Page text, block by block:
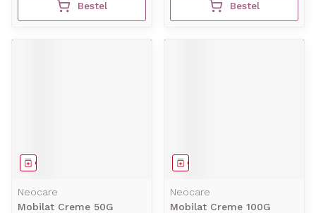
Bestel Bestel
Geneesmiddel
Neocare
Mobilat Creme 50G
Geneesmiddel
Neocare
Mobilat Creme 100G